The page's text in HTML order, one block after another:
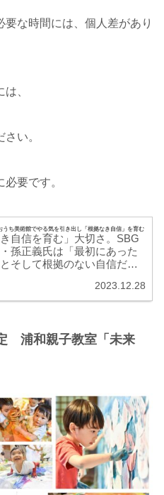
な時間には、個人差があり
、
い。
要です。
うち美術館でやる気を引き出し「根拠なき自信」を育む
き自信を育む」大切さ。SBG
孫正義氏は「最初にあった
そして根拠のない自信だ
残しています。起業だけでは
いチャレンジをするときに
う「根拠のない自信」を強
2023.12.28
浦和親子教室「未来